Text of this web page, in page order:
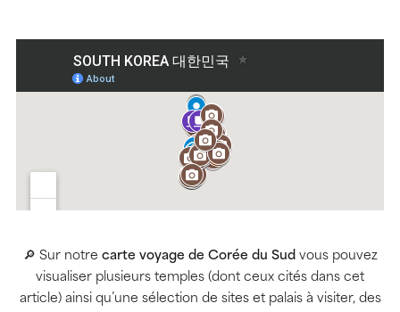
🔎 Sur notre carte voyage de Corée du Sud vous pouvez
visualiser plusieurs temples (dont ceux cités dans cet
article) ainsi qu’une sélection de sites et palais à visiter, des